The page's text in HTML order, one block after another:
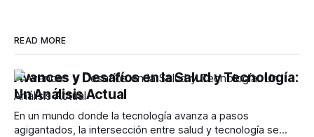
READ MORE
Avances y Desafíos en la Salud y Tecnología:
Un Análisis Actual
En un mundo donde la tecnología avanza a pasos
agigantados, la intersección entre salud y tecnología se